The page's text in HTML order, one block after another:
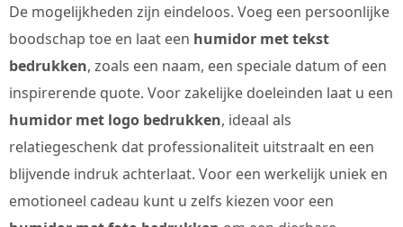
De mogelijkheden zijn eindeloos. Voeg een persoonlijke
boodschap toe en laat een humidor met tekst
bedrukken, zoals een naam, een speciale datum of een
inspirerende quote. Voor zakelijke doeleinden laat u een
humidor met logo bedrukken, ideaal als
relatiegeschenk dat professionaliteit uitstraalt en een
blijvende indruk achterlaat. Voor een werkelijk uniek en
emotioneel cadeau kunt u zelfs kiezen voor een